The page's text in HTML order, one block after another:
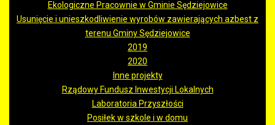
Ekologiczne Pracownie w Gminie Sędziejowice
Usunięcie i unieszkodliwienie wyrobów zawierających azbest z
terenu Gminy Sędziejowice
2019
2020
Inne projekty
Rządowy Fundusz Inwestycji Lokalnych
Laboratoria Przyszłości
Posiłek w szkole i w domu